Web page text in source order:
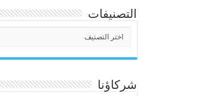
التصنيفات
شركاؤنا